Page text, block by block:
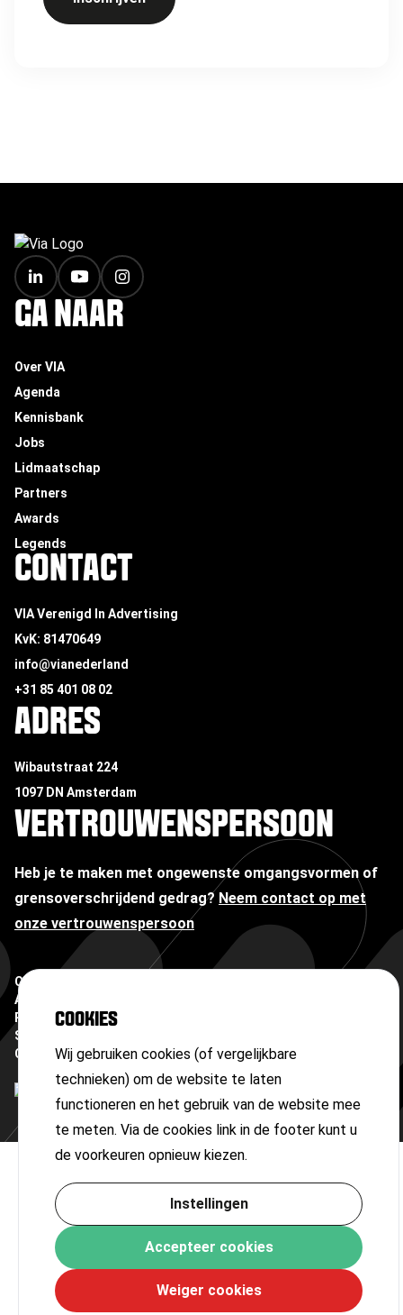
COOKIES
Wij gebruiken cookies (of vergelijkbare
technieken) om de website te laten
functioneren en het gebruik van de website mee
te meten. Via de cookies link in de footer kunt u
de voorkeuren opnieuw kiezen.
Instellingen
Accepteer cookies
Weiger cookies
FOOTER
GA NAAR
Over VIA
Agenda
Kennisbank
Jobs
Lidmaatschap
Partners
Awards
Legends
CONTACT
VIA Verenigd In Advertising
KvK: 81470649
info@vianederland
+31 85 401 08 02
ADRES
Wibautstraat 224
1097 DN Amsterdam
VERTROUWENSPERSOON
Heb je te maken met ongewenste omgangsvormen of
grensoverschrijdend gedrag? Neem contact op met
onze vertrouwenspersoon
Copyright ©
Algemene voorwaarden
Privacyverklaring
Sitemap
Cookies